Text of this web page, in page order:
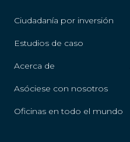
Ciudadanía por inversión
Estudios de caso
Acerca de
Asóciese con nosotros
Oficinas en todo el mundo